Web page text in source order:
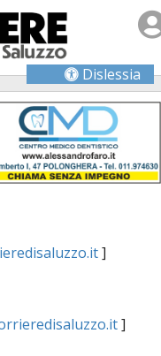
Dislessia
]
]